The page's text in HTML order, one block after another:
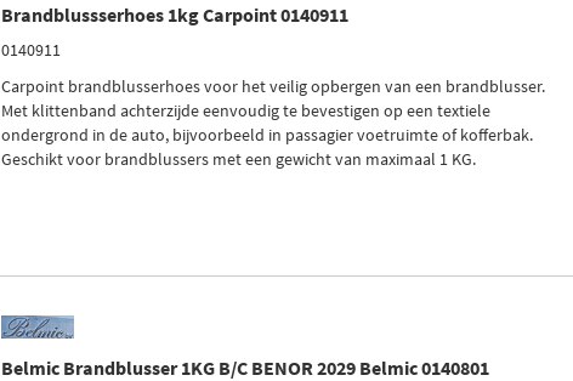
Brandblussserhoes 1kg Carpoint 0140911
0140911
Carpoint brandblusserhoes voor het veilig opbergen van een brandblusser.
Met klittenband achterzijde eenvoudig te bevestigen op een textiele
ondergrond in de auto, bijvoorbeeld in passagier voetruimte of kofferbak.
Geschikt voor brandblussers met een gewicht van maximaal 1 KG.
Belmic Brandblusser 1KG B/C BENOR 2029 Belmic 0140801